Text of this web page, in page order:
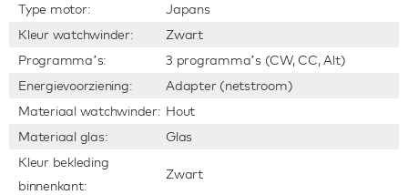
Type motor:
Japans
Kleur watchwinder:
Zwart
Programma’s:
3 programma’s (CW, CC, Alt)
Energievoorziening:
Adapter (netstroom)
Materiaal watchwinder: Hout
Materiaal glas:
Glas
Kleur bekleding
binnenkant:
Zwart